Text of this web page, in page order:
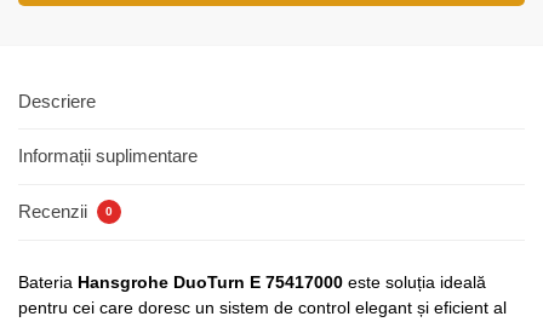
Descriere
Informații suplimentare
Recenzii 0
Bateria Hansgrohe DuoTurn E 75417000 este soluția ideală
pentru cei care doresc un sistem de control elegant și eficient al